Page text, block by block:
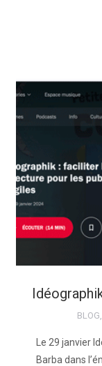
BLOG
Le 29 janvier
Barba dans